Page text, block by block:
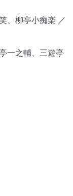
、柳亭小痴楽 ／
一之輔、三遊亭